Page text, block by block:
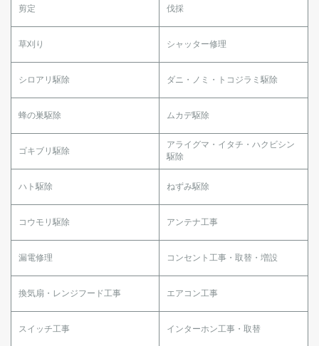
剪定 伐採
草刈り シャッター修理
シロアリ駆除 ダニ・ノミ・トコジラミ駆除
蜂の巣駆除 ムカデ駆除
ゴキブリ駆除
アライグマ・イタチ・ハクビシン
駆除
ハト駆除 ねずみ駆除
コウモリ駆除 アンテナ工事
漏電修理 コンセント工事・取替・増設
換気扇・レンジフード工事 エアコン工事
スイッチ工事 インターホン工事・取替